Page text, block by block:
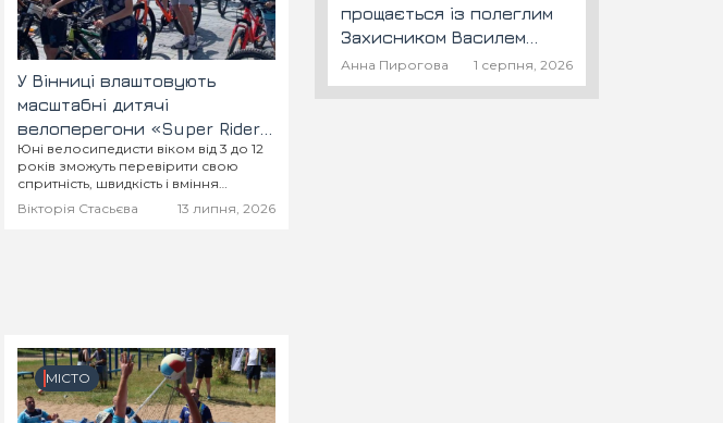
У Вінниці влаштовують
масштабні дитячі
велоперегони «Super Rider:
твоя перша супергонка»
Юні велосипедисти віком від 3 до 12
років зможуть перевірити свою
спритність, швидкість і вміння
впевнено керувати байком!
Вікторія Стасьєва 13 липня, 2026
МІСТО
прощається із полеглим
Захисником Василем
Барановським "Шторм"
Анна Пирогова 1 серпня, 2026